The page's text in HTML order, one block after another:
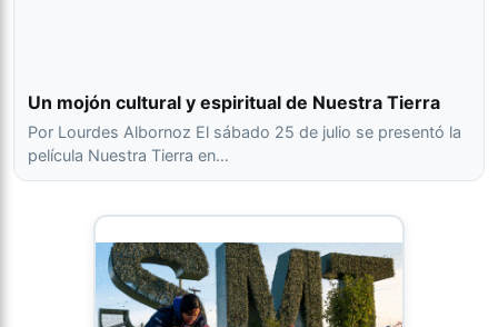
Un mojón cultural y espiritual de Nuestra Tierra
Por Lourdes Albornoz El sábado 25 de julio se presentó la
película Nuestra Tierra en…